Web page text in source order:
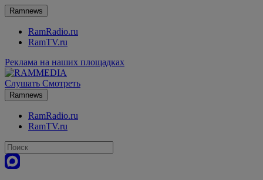
Ramnews
RamRadio.ru
RamTV.ru
Реклама на наших площадках
Слушать Смотреть
Ramnews
RamRadio.ru
RamTV.ru